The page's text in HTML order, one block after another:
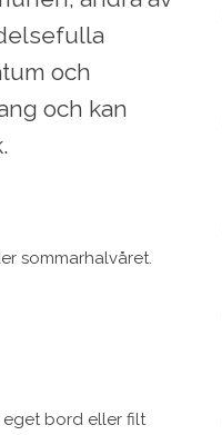
och
och kan
sommarhalvåret.
eget bord eller filt